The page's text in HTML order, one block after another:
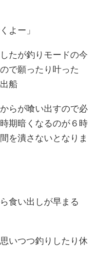
よー」
たが釣りモードの今
で願ったり叶った
船
らが喰い出すので必
期暗くなるのが６時
を潰さないとなりま
食い出しが早まる
いつつ釣りしたり休